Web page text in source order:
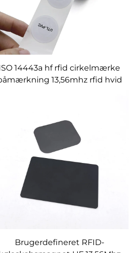
14443a hf rfid cirkelmærke
13,56mhz rfid hvid
Brugerdefineret RFID-